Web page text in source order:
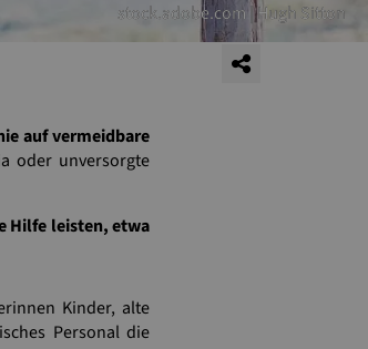
stock.adobe.com | Hugh Sitton
auf vermeidbare
oder unversorgte
Hilfe leisten, etwa
Kinder, alte
Personal die